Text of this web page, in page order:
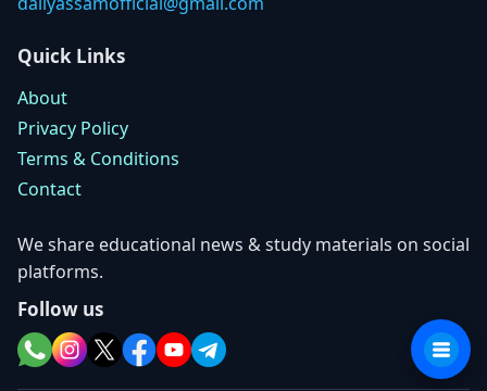
Quick Links
About
Privacy Policy
Terms & Conditions
Contact
We share educational news & study materials on social
platforms.
Follow us